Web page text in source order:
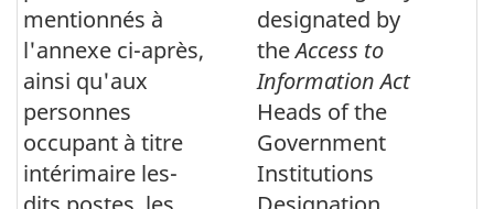
mentionnés à
l'annexe ci-après,
ainsi qu'aux
personnes
occupant à titre
intérimaire les-
designated by
theAccess to
Information Act
Heads of the
Government
Institutions